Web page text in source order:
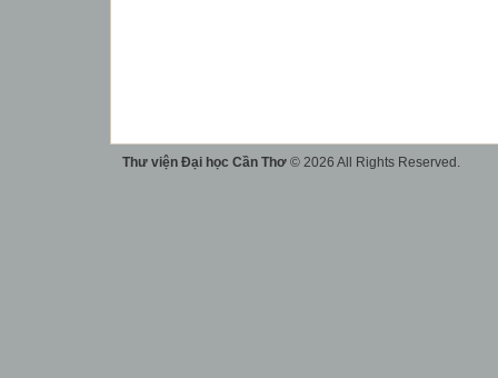
Thư viện Đại học Cần Thơ © 2026 All Rights Reserved.